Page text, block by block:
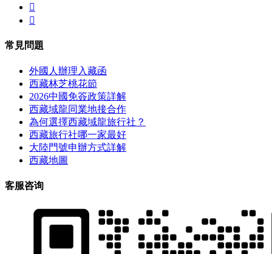


常見問題
外國人辦理入藏函
西藏林芝桃花節
2026中國免簽政策詳解
西藏域龍同業地接合作
為何選擇西藏域龍旅行社？
西藏旅行社哪一家最好
大陸門號申辦方式詳解
西藏地圖
客服咨询